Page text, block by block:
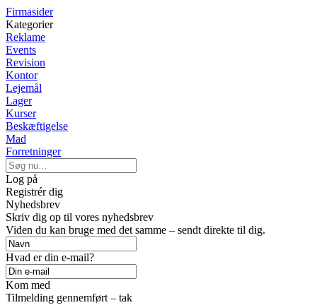
Firmasider
Kategorier
Reklame
Events
Revision
Kontor
Lejemål
Lager
Kurser
Beskæftigelse
Mad
Forretninger
Log på
Registrér dig
Nyhedsbrev
Skriv dig op til vores nyhedsbrev
Viden du kan bruge med det samme – sendt direkte til dig.
Hvad er din e-mail?
Kom med
Tilmelding gennemført – tak